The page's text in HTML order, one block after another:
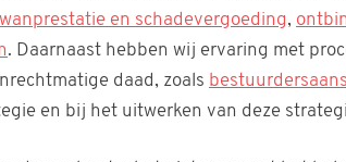
wanprestatie en schadevergoeding,
. Daarnaast hebben wij ervaring met
daad, zoals
en bij het uitwerken van deze